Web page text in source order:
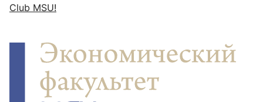
Club MSU!